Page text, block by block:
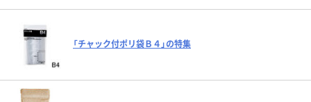
「チャック付ポリ袋Ｂ４」の特集